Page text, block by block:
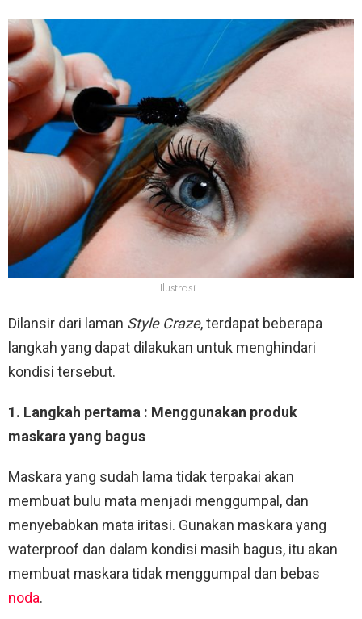
Ilustrasi
Dilansir dari laman Style Craze, terdapat beberapa
langkah yang dapat dilakukan untuk menghindari
kondisi tersebut.
1. Langkah pertama : Menggunakan produk
maskara yang bagus
Maskara yang sudah lama tidak terpakai akan
membuat bulu mata menjadi menggumpal, dan
menyebabkan mata iritasi. Gunakan maskara yang
waterproof dan dalam kondisi masih bagus, itu akan
membuat maskara tidak menggumpal dan bebas
noda.